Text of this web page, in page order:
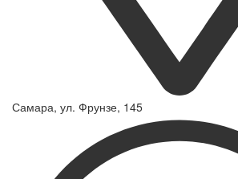
Самара, ул. Фрунзе, 145